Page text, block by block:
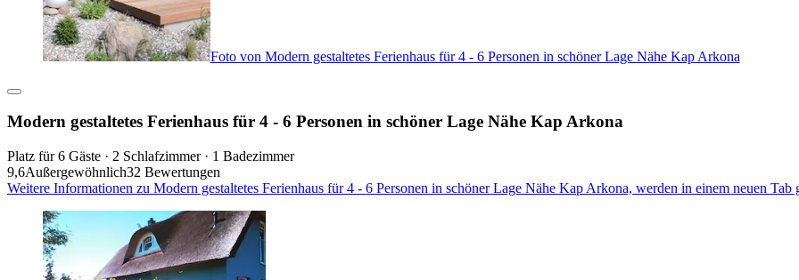
Foto von Modern gestaltetes Ferienhaus für 4 - 6 Personen in schöner Lage Nähe Kap Arkona
Modern gestaltetes Ferienhaus für 4 - 6 Personen in schöner Lage Nähe Kap Arkona
Platz für 6 Gäste · 2 Schlafzimmer · 1 Badezimmer
9,6Außergewöhnlich32 Bewertungen
Weitere Informationen zu Modern gestaltetes Ferienhaus für 4 - 6 Personen in schöner Lage Nähe Kap Arkona, werden in einem neuen Tab